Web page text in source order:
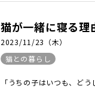
猫が一緒に寝る理
2023/11/23（木）
猫との暮らし
「うちの子はいつも、ど